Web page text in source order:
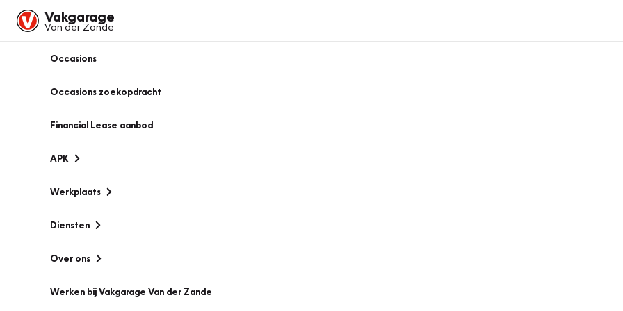
Vakgarage
Van der Zande
Occasions
Occasions zoekopdracht
Financial Lease aanbod
APK
Werkplaats
Diensten
Over ons
Werken bij Vakgarage Van der Zande